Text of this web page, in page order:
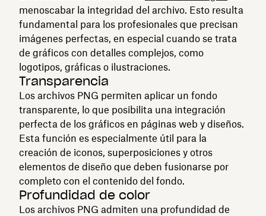
menoscabar la integridad del archivo. Esto resulta
fundamental para los profesionales que precisan
imágenes perfectas, en especial cuando se trata
de gráficos con detalles complejos, como
logotipos, gráficas o ilustraciones.
Transparencia
Los archivos PNG permiten aplicar un fondo
transparente, lo que posibilita una integración
perfecta de los gráficos en páginas web y diseños.
Esta función es especialmente útil para la
creación de iconos, superposiciones y otros
elementos de diseño que deben fusionarse por
completo con el contenido del fondo.
Profundidad de color
Los archivos PNG admiten una profundidad de